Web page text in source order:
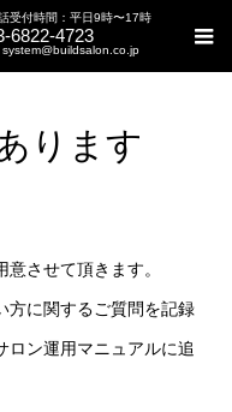
受付時間：平日9時〜17時
6822-4723
system@buildsalon.co.jp
ります
させて頂きます。
方に関するご質問を記録
ロン運用マニュアルに追